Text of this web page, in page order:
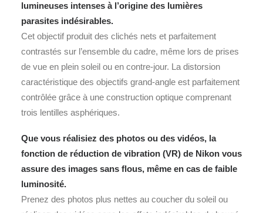
lumineuses intenses à l’origine des lumières
parasites indésirables.
Cet objectif produit des clichés nets et parfaitement
contrastés sur l’ensemble du cadre, même lors de prises
de vue en plein soleil ou en contre-jour. La distorsion
caractéristique des objectifs grand-angle est parfaitement
contrôlée grâce à une construction optique comprenant
trois lentilles asphériques.
Que vous réalisiez des photos ou des vidéos, la
fonction de réduction de vibration (VR) de Nikon vous
assure des images sans flous, même en cas de faible
luminosité.
Prenez des photos plus nettes au coucher du soleil ou